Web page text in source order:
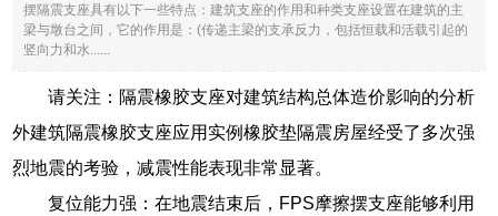
摆隔震支座具有以下一些特点：建筑支座的作用和种类支座设置在建筑的主
梁与墩台之间，它的作用是：(传递主梁的支承反力，包括恒载和活载引起的
竖向力和水......
请关注：隔震橡胶支座对建筑结构总体造价影响的分析
外建筑隔震橡胶支座应用实例橡胶垫隔震房屋经受了多次强
烈地震的考验，减震性能表现非常显著。
复位能力强：在地震结束后，FPS摩擦摆支座能够利用